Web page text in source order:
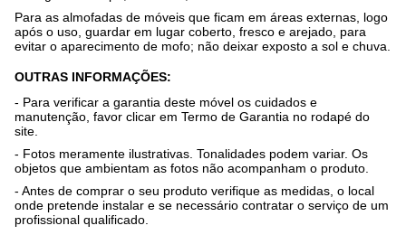
Para as almofadas de móveis que ficam em áreas externas, logo
após o uso, guardar em lugar coberto, fresco e arejado, para
evitar o aparecimento de mofo; não deixar exposto a sol e chuva.
OUTRAS INFORMAÇÕES:
- Para verificar a garantia deste móvel os cuidados e
manutenção, favor clicar em Termo de Garantia no rodapé do
site.
- Fotos meramente ilustrativas. Tonalidades podem variar. Os
objetos que ambientam as fotos não acompanham o produto.
- Antes de comprar o seu produto verifique as medidas, o local
onde pretende instalar e se necessário contratar o serviço de um
profissional qualificado.